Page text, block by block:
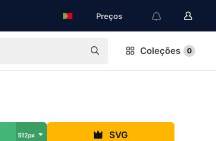
Preços
Coleções 0
512px SVG